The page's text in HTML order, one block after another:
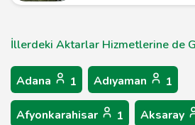
İllerdeki Aktarlar Hizmetlerine de
Adana 1 Adıyaman 1
Afyonkarahisar 1 Aksaray